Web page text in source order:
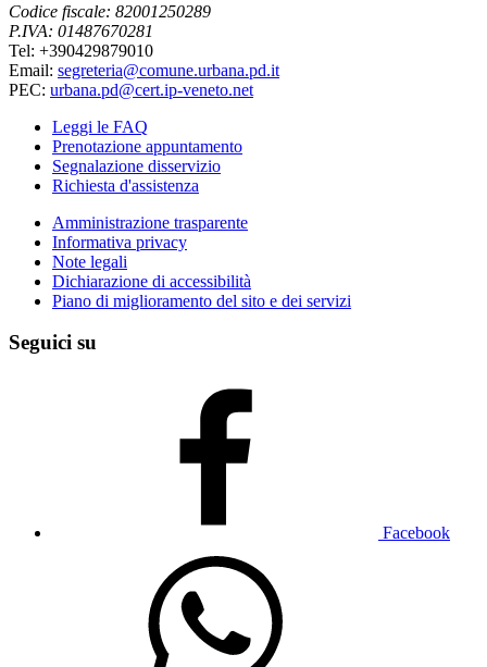
Codice fiscale: 82001250289
P.IVA: 01487670281
Tel: +390429879010
Email: segreteria@comune.urbana.pd.it
PEC: urbana.pd@cert.ip-veneto.net
Leggi le FAQ
Prenotazione appuntamento
Segnalazione disservizio
Richiesta d'assistenza
Amministrazione trasparente
Informativa privacy
Note legali
Dichiarazione di accessibilità
Piano di miglioramento del sito e dei servizi
Seguici su
Facebook